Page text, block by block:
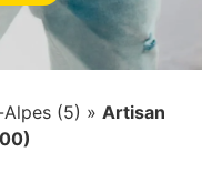
(5) » Artisan